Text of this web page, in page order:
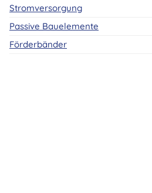
Stromversorgung
Passive Bauelemente
Förderbänder